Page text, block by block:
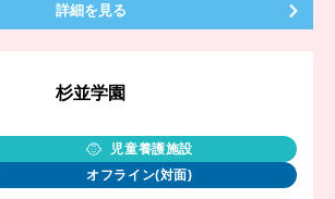
詳細を見る
杉並学園
児童養護施設
オフライン(対面)